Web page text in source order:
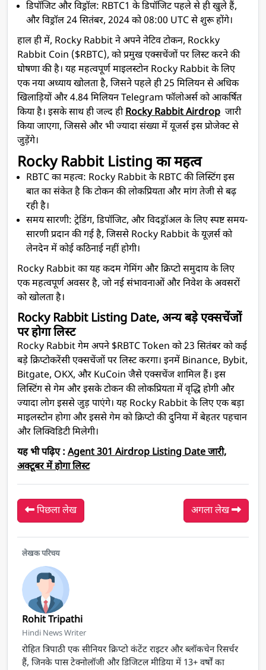
डिपॉजिट और विड्रॉल: RBTC1 के डिपॉजिट पहले से ही खुले हैं,
और विड्रॉल 24 सितंबर, 2024 को 08:00 UTC से शुरू होंगे।
हाल ही में, Rocky Rabbit ने अपने नेटिव टोकन, Rockky
Rabbit Coin ($RBTC), को प्रमुख एक्सचेंजों पर लिस्ट करने की
घोषणा की है। यह महत्वपूर्ण माइलस्टोन Rocky Rabbit के लिए
एक नया अध्याय खोलता है, जिसने पहले ही 25 मिलियन से अधिक
खिलाड़ियों और 4.84 मिलियन Telegram फॉलोअर्स को आकर्षित
किया है। इसके साथ ही जल्द हीRocky Rabbit Airdrop जारी
किया जाएगा, जिससे और भी ज्यादा संख्या में यूजर्स इस प्रोजेक्ट से
जुड़ेंगे।
Rocky Rabbit Listing का महत्व
RBTC का महत्व: Rocky Rabbit के RBTC की लिस्टिंग इस
बात का संकेत है कि टोकन की लोकप्रियता और मांग तेजी से बढ़
रही है।
समय सारणी: ट्रेडिंग, डिपॉजिट, और विदड्रॉअल के लिए स्पष्ट समय-
सारणी प्रदान की गई है, जिससे Rocky Rabbit के यूज़र्स को
लेनदेन में कोई कठिनाई नहीं होगी।
Rocky Rabbit का यह कदम गेमिंग और क्रिप्टो समुदाय के लिए
एक महत्वपूर्ण अवसर है, जो नई संभावनाओं और निवेश के अवसरों
को खोलता है।
Rocky Rabbit Listing Date, अन्य बड़े एक्सचेंजों
पर होगा लिस्ट
Rocky Rabbit गेम अपने $RBTC Token को 23 सितंबर को कई
बड़े क्रिप्टोकरेंसी एक्सचेंजों पर लिस्ट करगा। इनमें Binance, Bybit,
Bitgate, OKX, और KuCoin जैसे एक्सचेंज शामिल हैं। इस
लिस्टिंग से गेम और इसके टोकन की लोकप्रियता में वृद्धि होगी और
ज्यादा लोग इससे जुड़ पाएंगे। यह Rocky Rabbit के लिए एक बड़ा
माइलस्टोन होगा और इससे गेम को क्रिप्टो की दुनिया में बेहतर पहचान
और लिक्विडिटी मिलेगी।
यह भी पढ़िए : Agent 301 Airdrop Listing Date जारी,
अक्टूबर में होगा लिस्ट
पिछला लेख अगला लेख
लेखक परिचय
Rohit Tripathi
Hindi News Writer
रोहित त्रिपाठी एक सीनियर क्रिप्टो कंटेंट राइटर और ब्लॉकचेन रिसर्चर
हैं, जिनके पास टेक्नोलॉजी और डिजिटल मीडिया में 13+ वर्षों का